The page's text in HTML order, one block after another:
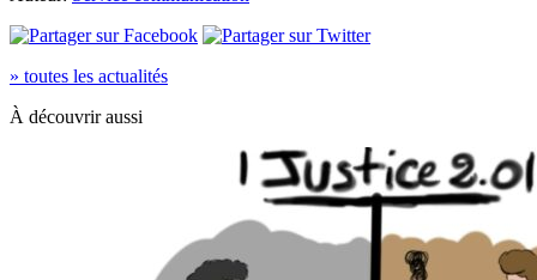
» toutes les actualités
À découvrir aussi